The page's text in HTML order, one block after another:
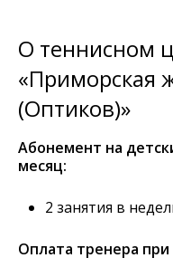
О теннисном
«Приморская
(Оптиков)»
Абонемент на
месяц:
2 занятия в
Оплата тренера